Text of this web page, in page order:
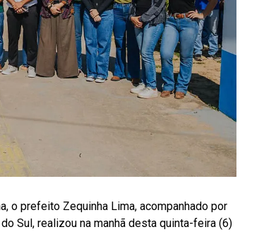
o prefeito Zequinha Lima, acompanhado por
Sul, realizou na manhã desta quinta-feira (6)